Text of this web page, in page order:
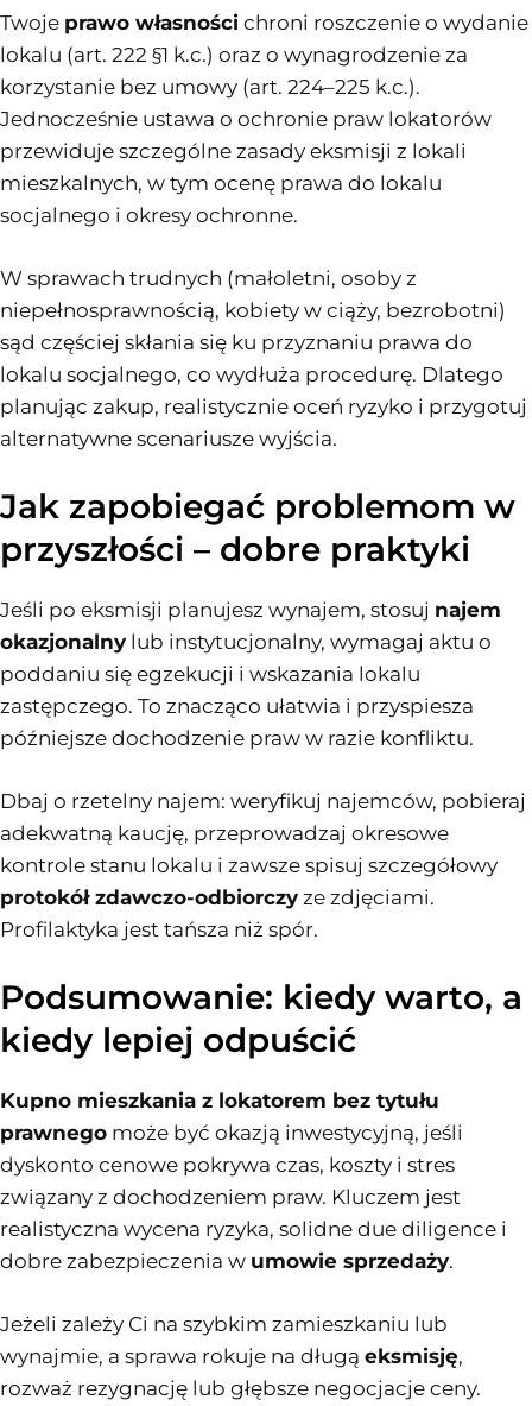
Twoje prawo własności chroni roszczenie o wydanie
lokalu (art. 222 §1 k.c.) oraz o wynagrodzenie za
korzystanie bez umowy (art. 224–225 k.c.).
Jednocześnie ustawa o ochronie praw lokatorów
przewiduje szczególne zasady eksmisji z lokali
mieszkalnych, w tym ocenę prawa do lokalu
socjalnego i okresy ochronne.
W sprawach trudnych (małoletni, osoby z
niepełnosprawnością, kobiety w ciąży, bezrobotni)
sąd częściej skłania się ku przyznaniu prawa do
lokalu socjalnego, co wydłuża procedurę. Dlatego
planując zakup, realistycznie oceń ryzyko i przygotuj
alternatywne scenariusze wyjścia.
Jak zapobiegać problemom w
przyszłości – dobre praktyki
Jeśli po eksmisji planujesz wynajem, stosuj najem
okazjonalny lub instytucjonalny, wymagaj aktu o
poddaniu się egzekucji i wskazania lokalu
zastępczego. To znacząco ułatwia i przyspiesza
późniejsze dochodzenie praw w razie konfliktu.
Dbaj o rzetelny najem: weryfikuj najemców, pobieraj
adekwatną kaucję, przeprowadzaj okresowe
kontrole stanu lokalu i zawsze spisuj szczegółowy
protokół zdawczo-odbiorczy ze zdjęciami.
Profilaktyka jest tańsza niż spór.
Podsumowanie: kiedy warto, a
kiedy lepiej odpuścić
Kupno mieszkania z lokatorem bez tytułu
prawnego może być okazją inwestycyjną, jeśli
dyskonto cenowe pokrywa czas, koszty i stres
związany z dochodzeniem praw. Kluczem jest
realistyczna wycena ryzyka, solidne due diligence i
dobre zabezpieczenia w umowie sprzedaży.
Jeżeli zależy Ci na szybkim zamieszkaniu lub
wynajmie, a sprawa rokuje na długą eksmisję,
rozważ rezygnację lub głębsze negocjacje ceny.